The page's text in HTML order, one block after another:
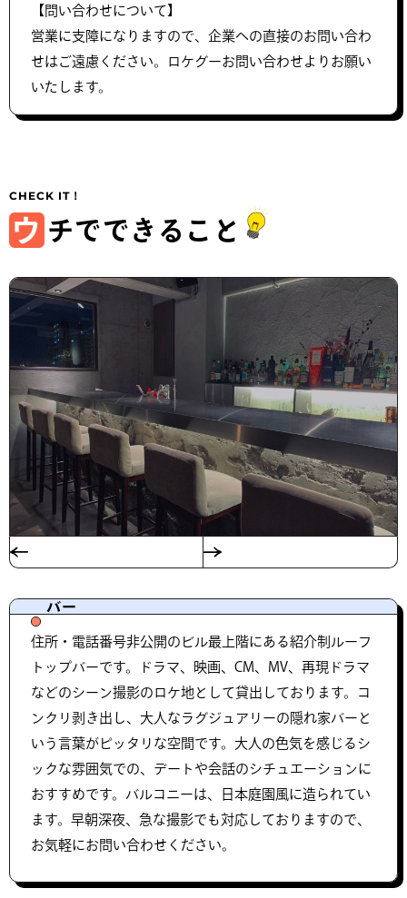
【問い合わせについて】
営業に支障になりますので、企業への直接のお問い合わ
せはご遠慮ください。ロケグーお問い合わせよりお願い
いたします。
ウ チでできること
バー
住所・電話番号非公開のビル最上階にある紹介制ルーフ
トップバーです。ドラマ、映画、CM、MV、再現ドラマ
などのシーン撮影のロケ地として貸出しております。コ
ンクリ剥き出し、大人なラグジュアリーの隠れ家バーと
いう言葉がピッタリな空間です。大人の色気を感じるシ
ックな雰囲気での、デートや会話のシチュエーションに
おすすめです。バルコニーは、日本庭園風に造られてい
ます。早朝深夜、急な撮影でも対応しておりますので、
お気軽にお問い合わせください。